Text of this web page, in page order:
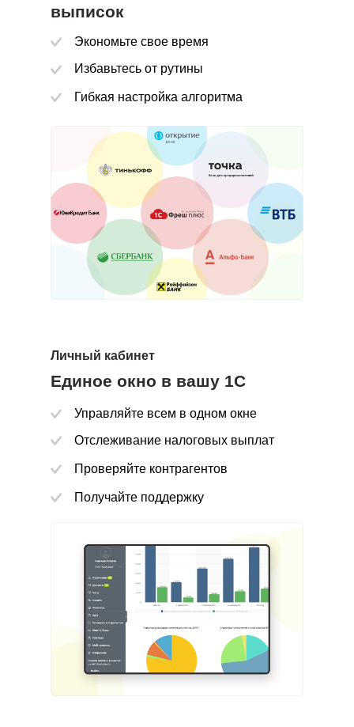
нет необходимости заходить в 1С для
e-mail, Telegram, WhatsApp, Viber
выписок
банка
синхронизирована с банком
Работайте с данными актуальными прямо сейчас, а не
Экономьте свое время
Избавьтесь от рутины
Гибкая настройка алгоритма
Личный кабинет
Управляйте всем в одном окне
Отслеживание налоговых выплат
Проверяйте контрагентов
Получайте поддержку
Единое окно в вашу 1С